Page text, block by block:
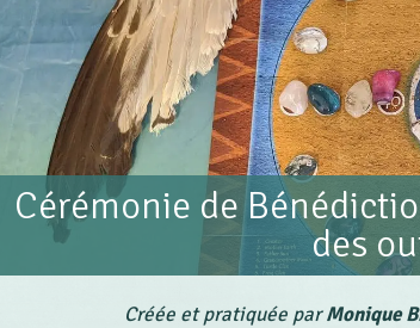
Cérémonie de
des
Créée et pratiquée parMonique